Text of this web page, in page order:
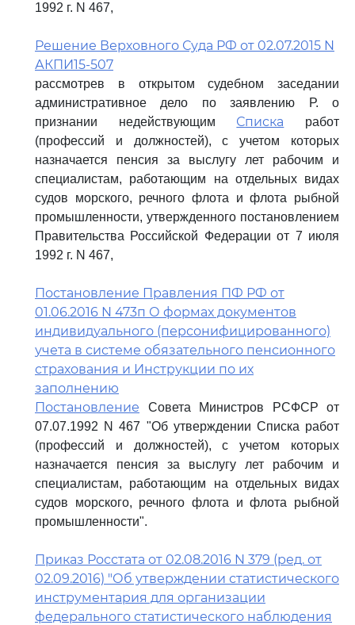
1992 г. N 467,
Решение Верховного Суда РФ от 02.07.2015 N
АКПИ15-507
рассмотрев в открытом судебном заседании
административное дело по заявлению Р. о
признании недействующим Списка работ
(профессий и должностей), с учетом которых
назначается пенсия за выслугу лет рабочим и
специалистам, работающим на отдельных видах
судов морского, речного флота и флота рыбной
промышленности, утвержденного постановлением
Правительства Российской Федерации от 7 июля
1992 г. N 467,
Постановление Правления ПФ РФ от
01.06.2016 N 473п О формах документов
индивидуального (персонифицированного)
учета в системе обязательного пенсионного
страхования и Инструкции по их
заполнению
Постановление Совета Министров РСФСР от
07.07.1992 N 467 "Об утверждении Списка работ
(профессий и должностей), с учетом которых
назначается пенсия за выслугу лет рабочим и
специалистам, работающим на отдельных видах
судов морского, речного флота и флота рыбной
промышленности".
Приказ Росстата от 02.08.2016 N 379 (ред. от
02.09.2016) "Об утверждении статистического
инструментария для организации
федерального статистического наблюдения